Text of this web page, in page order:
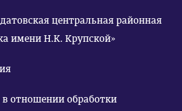
центральная районная
имени Н.К. Крупской»
отношении обработки